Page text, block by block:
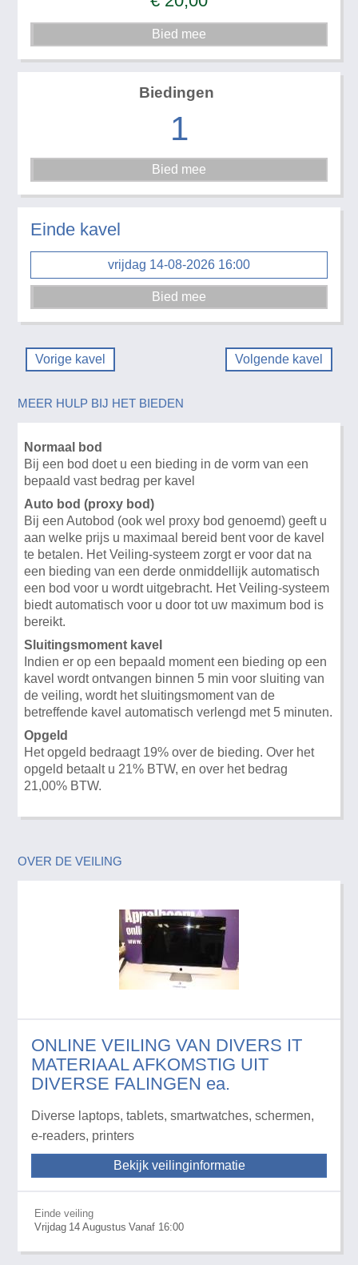
Biedingen
1
Einde kavel
vrijdag 14-08-2026 16:00
Vorige kavel Volgende kavel
MEER HULP BIJ HET BIEDEN
Normaal bod
Bij een bod doet u een bieding in de vorm van een
bepaald vast bedrag per kavel
Auto bod (proxy bod)
Bij een Autobod (ook wel proxy bod genoemd) geeft u
aan welke prijs u maximaal bereid bent voor de kavel
te betalen. Het Veiling-systeem zorgt er voor dat na
een bieding van een derde onmiddellijk automatisch
een bod voor u wordt uitgebracht. Het Veiling-systeem
biedt automatisch voor u door tot uw maximum bod is
bereikt.
Sluitingsmoment kavel
Indien er op een bepaald moment een bieding op een
kavel wordt ontvangen binnen 5 min voor sluiting van
de veiling, wordt het sluitingsmoment van de
betreffende kavel automatisch verlengd met 5 minuten.
Opgeld
Het opgeld bedraagt 19% over de bieding. Over het
opgeld betaalt u 21% BTW, en over het bedrag
21,00% BTW.
OVER DE VEILING
ONLINE VEILING VAN DIVERS IT
MATERIAAL AFKOMSTIG UIT
DIVERSE FALINGEN ea.
Diverse laptops, tablets, smartwatches, schermen,
e-readers, printers
Bekijk veilinginformatie
Einde veiling
Vrijdag 14 Augustus Vanaf 16:00